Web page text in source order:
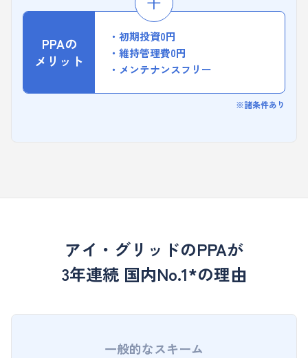
PPAの
メリット
初期投資0円
維持管理費0円
メンテナンスフリー
※諸条件あり
アイ・グリッドのPPAが
3年連続 国内No.1*の理由
一般的なスキーム